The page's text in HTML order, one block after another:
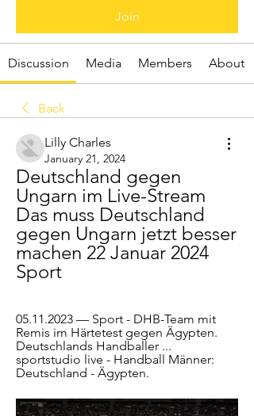
Join
Discussion Media Members About
Back
Lilly Charles
January 21, 2024
Deutschland gegen
Ungarn im Live-Stream
Das muss Deutschland
gegen Ungarn jetzt besser
machen 22 Januar 2024
Sport
05.11.2023 — Sport - DHB-Team mit
Remis im Härtetest gegen Ägypten.
Deutschlands Handballer ...
sportstudio live - Handball Männer:
Deutschland - Ägypten.